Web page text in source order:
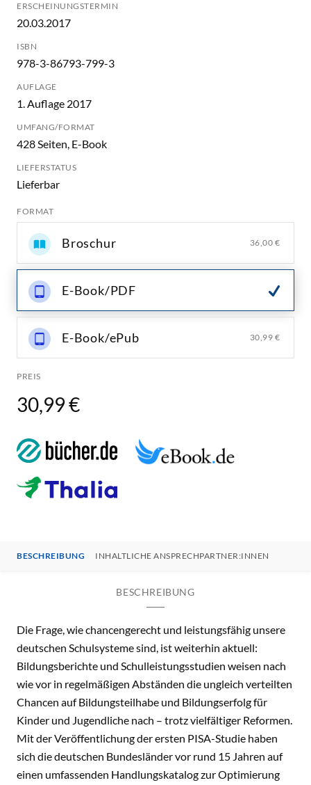
ERSCHEINUNGSTERMIN
20.03.2017
ISBN
978-3-86793-799-3
AUFLAGE
1. Auflage 2017
UMFANG/FORMAT
428 Seiten, E-Book
LIEFERSTATUS
Lieferbar
FORMAT
Broschur 36,00 €
E-Book/PDF
E-Book/ePub 30,99 €
PREIS
30,99 €
BESCHREIBUNG INHALTLICHE ANSPRECHPARTNER:INNEN
BESCHREIBUNG
Die Frage, wie chancengerecht und leistungsfähig unsere
deutschen Schulsysteme sind, ist weiterhin aktuell:
Bildungsberichte und Schulleistungsstudien weisen nach
wie vor in regelmäßigen Abständen die ungleich verteilten
Chancen auf Bildungsteilhabe und Bildungserfolg für
Kinder und Jugendliche nach – trotz vielfältiger Reformen.
Mit der Veröffentlichung der ersten PISA-Studie haben
sich die deutschen Bundesländer vor rund 15 Jahren auf
einen umfassenden Handlungskatalog zur Optimierung